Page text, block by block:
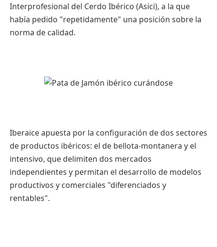
Interprofesional del Cerdo Ibérico (Asici), a la que
había pedido "repetidamente" una posición sobre la
norma de calidad.
Iberaice apuesta por la configuración de dos sectores
de productos ibéricos: el de bellota-montanera y el
intensivo, que delimiten dos mercados
independientes y permitan el desarrollo de modelos
productivos y comerciales "diferenciados y
rentables".